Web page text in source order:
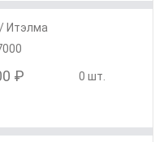
Итэлма
₽ 0 шт.